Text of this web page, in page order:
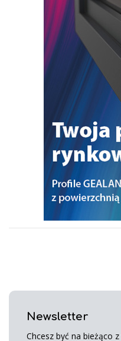
Newsletter
Chcesz być na bieżąco